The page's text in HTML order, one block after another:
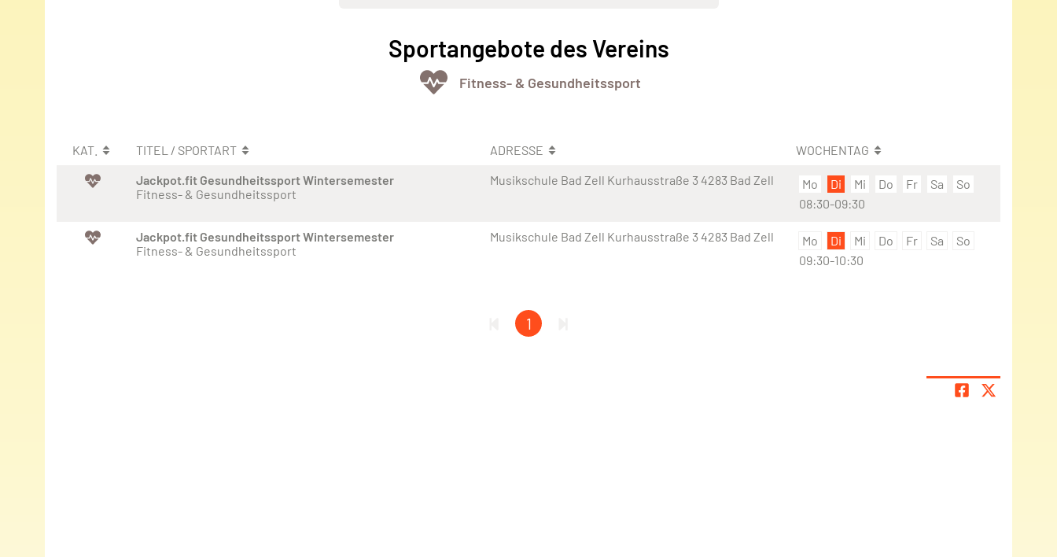
Sportangebote des Vereins
Fitness- & Gesundheitssport
KAT. TITEL / SPORTART ADRESSE
WOCHENTAG
Jackpot.fit Gesundheitssport Wintersemester
Fitness- & Gesundheitssport
Musikschule Bad Zell Kurhausstraße 3 4283 Bad Zell Mo Di Mi Do Fr Sa
So
08:30-09:30
Jackpot.fit Gesundheitssport Wintersemester
Fitness- & Gesundheitssport
Musikschule Bad Zell Kurhausstraße 3 4283 Bad Zell Mo Di Mi Do Fr Sa
So
09:30-10:30
1